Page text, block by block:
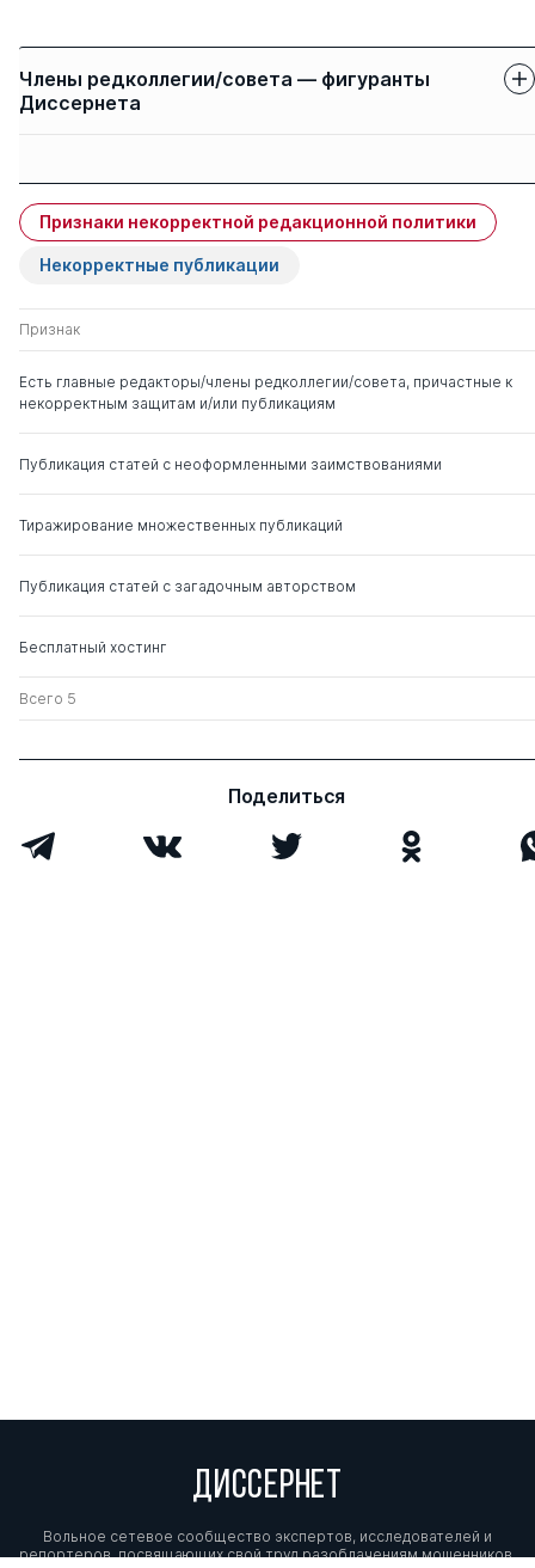
Члены редколлегии/совета — фигуранты
Диссернета
Дворянский Сергей
Афанасьевич
д. мед. н. 0 3
Менделевич Владимир
Давыдович
Крюков Николай
Николаевич
д. мед. н.
Признаки некорректной редакционной политики
Некорректные публикации
Признак
Есть главные редакторы/члены редколлегии/совета, причастные к
некорректным защитам и/или публикациям
Публикация статей с неоформленными заимствованиями
Тиражирование множественных публикаций
Публикация статей с загадочным авторством
Бесплатный хостинг
Всего 5
Поделиться
ДИССЕРНЕТ
Вольное сетевое сообщество экспертов, исследователей и
репортеров, посвящающих свой труд разоблачениям мошенников,